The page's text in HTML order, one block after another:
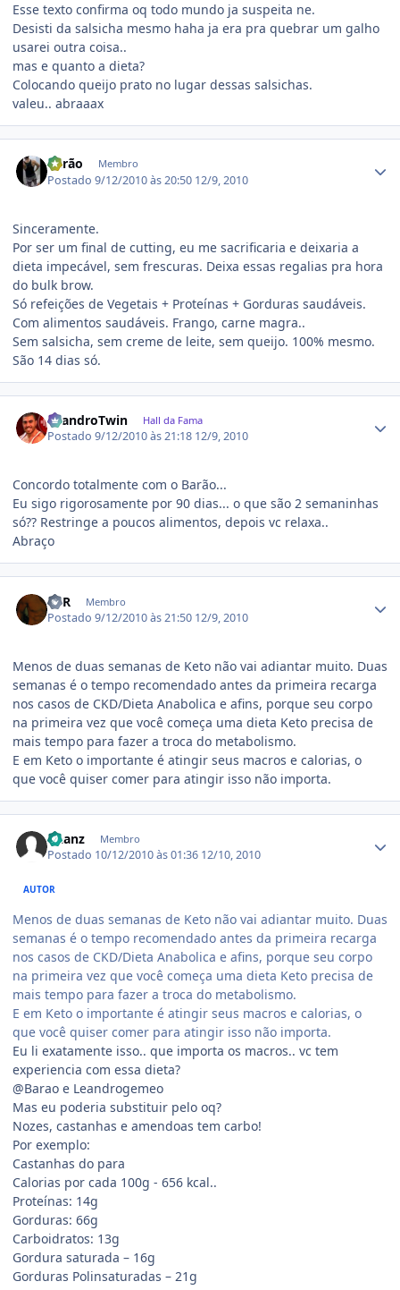
Esse texto confirma oq todo mundo ja suspeita ne.
Desisti da salsicha mesmo haha ja era pra quebrar um galho
usarei outra coisa..
mas e quanto a dieta?
Colocando queijo prato no lugar dessas salsichas.
valeu.. abraaax
Barão Membro
Postado9/12/2010 às 20:50 12/9, 2010
Sinceramente.
Por ser um final de cutting, eu me sacrificaria e deixaria a
dieta impecável, sem frescuras. Deixa essas regalias pra hora
do bulk brow.
Só refeições de Vegetais + Proteínas + Gorduras saudáveis.
Com alimentos saudáveis. Frango, carne magra..
Sem salsicha, sem creme de leite, sem queijo. 100% mesmo.
São 14 dias só.
LeandroTwin Hall da Fama
Postado9/12/2010 às 21:18 12/9, 2010
Concordo totalmente com o Barão...
Eu sigo rigorosamente por 90 dias... o que são 2 semaninhas
só?? Restringe a poucos alimentos, depois vc relaxa..
Abraço
FCR Membro
Postado9/12/2010 às 21:50 12/9, 2010
Menos de duas semanas de Keto não vai adiantar muito. Duas
semanas é o tempo recomendado antes da primeira recarga
nos casos de CKD/Dieta Anabolica e afins, porque seu corpo
na primeira vez que você começa uma dieta Keto precisa de
mais tempo para fazer a troca do metabolismo.
E em Keto o importante é atingir seus macros e calorias, o
que você quiser comer para atingir isso não importa.
Daanz Membro
Postado 10/12/2010 às 01:36 12/10, 2010
AUTOR
Menos de duas semanas de Keto não vai adiantar muito. Duas
semanas é o tempo recomendado antes da primeira recarga
nos casos de CKD/Dieta Anabolica e afins, porque seu corpo
na primeira vez que você começa uma dieta Keto precisa de
mais tempo para fazer a troca do metabolismo.
E em Keto o importante é atingir seus macros e calorias, o
que você quiser comer para atingir isso não importa.
Eu li exatamente isso.. que importa os macros.. vc tem
experiencia com essa dieta?
@Barao e Leandrogemeo
Mas eu poderia substituir pelo oq?
Nozes, castanhas e amendoas tem carbo!
Por exemplo:
Castanhas do para
Calorias por cada 100g - 656 kcal..
Proteínas: 14g
Gorduras: 66g
Carboidratos: 13g
Gordura saturada – 16g
Gorduras Polinsaturadas – 21g